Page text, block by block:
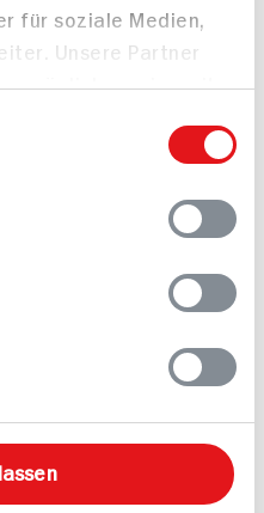
für soziale Medien,
Unsere Partner
möglicherweise mit
sie im Rahmen